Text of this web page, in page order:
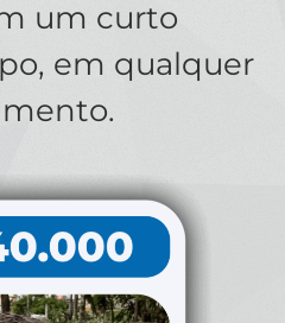
um curto
em qualquer